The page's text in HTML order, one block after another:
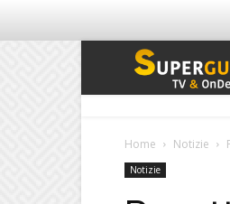
Home Notizie
Notizie